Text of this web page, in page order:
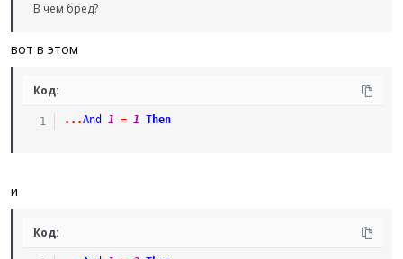
В чем бред?
вот в этом
Код:
. . .And 1 = 1 Then
и
Код: